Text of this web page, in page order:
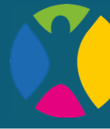
περιεχόμενο